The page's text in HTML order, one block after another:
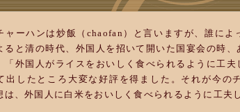
ャーハンは炒飯（chaofan）と言いますが、誰に
ると清の時代、外国人を招いて開いた国宴会の時
「外国人がライスをおいしく食べられるように工
出したところ大変な好評を得ました。それが今の
は、外国人に白米をおいしく食べられるように工夫